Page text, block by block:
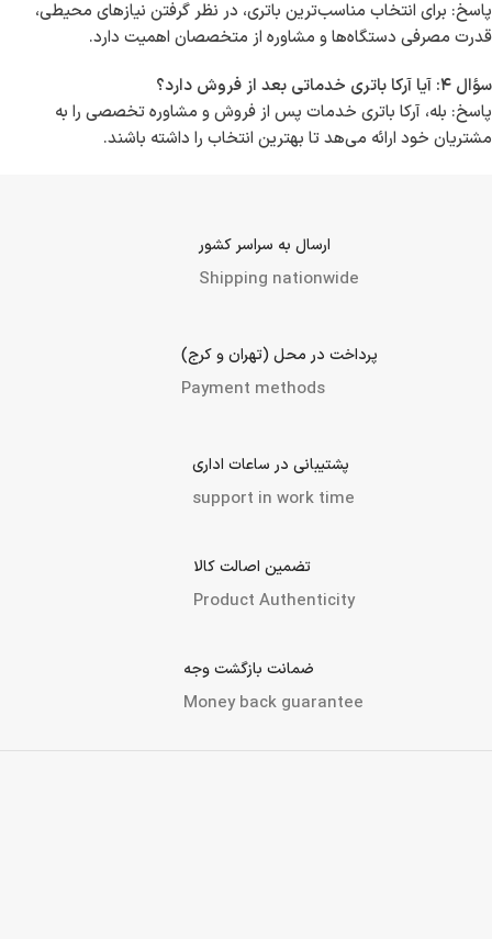
سؤال ۱: باتری صنعتی چه مدت عمر می‌کند؟
اسید معمولاً ۳ تا ۵ سال عمر می‌کنند در حالی که باتری‌های لیتیومی
می‌توانند تا ۱۰ تا ۱۲ سال دوام بیاورند.
قدرت مصرفی دستگاه‌ها و مشاوره از متخصصان اهمیت دارد.
Shipping nationwide
پرداخت در محل (تهران و کرج)
Payment methods